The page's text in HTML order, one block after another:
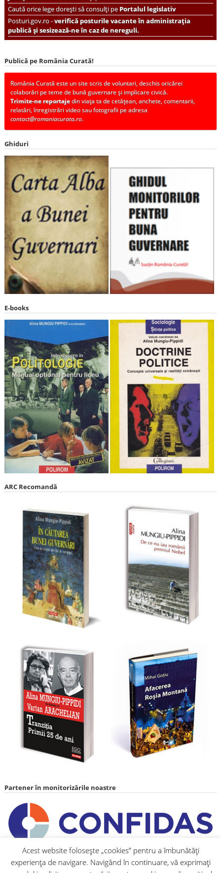
Caută orice lege dorești să consulți pePortalul legislativ
Posturi.gov.ro -verifică posturile vacante în administrația
publică și sesizează-ne în caz de nereguli.
Publică pe România Curată!
România Curată este un site scris de voluntari, deschis oricărei
colaborări pe teme de bună guvernare și implicare civică.
Trimite-ne reportajedin viața ta de cetățean, anchete, comentarii,
relatări, înregistrări video sau fotografii pe adresa
contact@romaniacurata.ro.
Ghiduri
E-books
ARC Recomandă
Partener în monitorizările noastre
Acest website folosește „cookies” pentru a îmbunătăți
experiența de navigare. Navigând în continuare, vă exprimați